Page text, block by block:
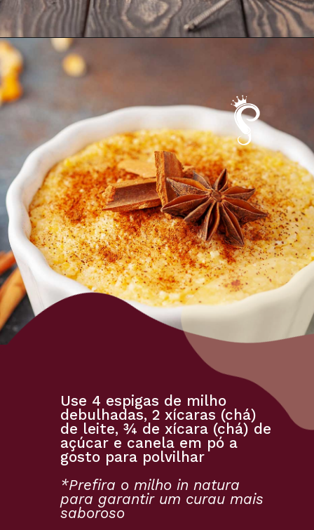
Use 4 espigas de milho
debulhadas, 2 xícaras (chá)
de leite, ¾ de xícara (chá) de
açúcar e canela em pó a
gosto para polvilhar
*Prefira o milho in natura
para garantir um curau mais
saboroso